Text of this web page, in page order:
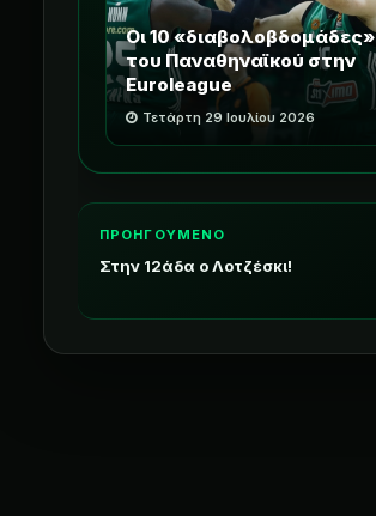
Οι 10 «διαβολοβδομάδες»
του Παναθηναϊκού στην
Euroleague
Τετάρτη 29 Ιουλίου 2026
ΠΡΟΗΓΟΥΜΕΝΟ
Στην 12άδα ο Λοτζέσκι!